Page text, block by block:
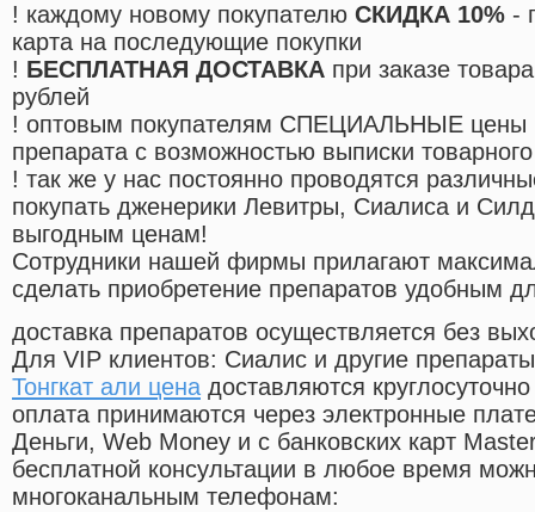
! каждому новому покупателю СКИДКА 10% -
карта на последующие покупки
! БЕСПЛАТНАЯ ДОСТАВКА при заказе
рублей
! оптовым покупателям СПЕЦИАЛЬНЫЕ цены
препарата с возможностью выписки
! так же у нас постоянно проводятся
покупать дженерики Левитры, Сиалиса и
выгодным ценам!
Cотрудники нашей фирмы прилагают
сделать приобретение препаратов удобным
доставка препаратов осуществляется без
Для VIP клиентов: Сиалис и другие
Тонгкат али цена доставляются круглосуточно
оплата принимаются через электронные
Деньги, Web Money и с банковских карт
бесплатной консультации в любое время
многоканальным телефонам: